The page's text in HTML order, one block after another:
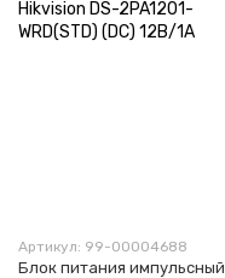
Артикул: 99-00004688
Блок питания импульсный